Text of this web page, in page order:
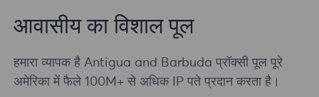
आवासीय का विशाल पूल
हमारा व्यापक है Antigua and Barbuda प्रॉक्सी पूल पूरे
अमेरिका में फैले 100M+ से अधिक IP पते प्रदान करता है।